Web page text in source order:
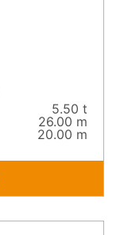
5.50 t
26.00 m
20.00 m